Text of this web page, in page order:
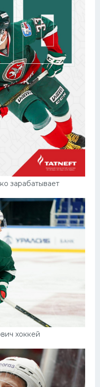
зарабатывает
хоккей